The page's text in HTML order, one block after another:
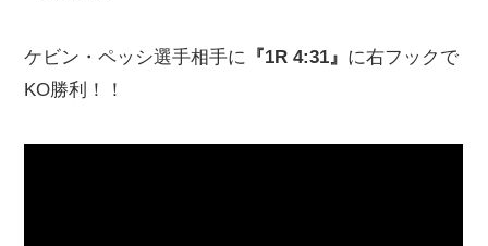
ケビン・ペッシ選手相手に 『1R 4:31』 に右フックで
KO勝利！！